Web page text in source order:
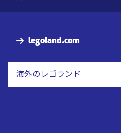
legoland.com
海外のレゴランド